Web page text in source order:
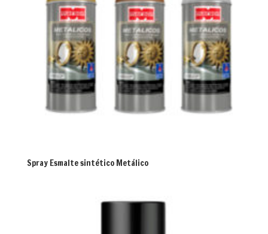
Spray Esmalte sintético Metálico